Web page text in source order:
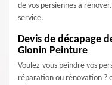
de vos persiennes à
service.
Devis de décapage
Glonin Peinture
Voulez-vous peindre vos
réparation ou rénovation ?